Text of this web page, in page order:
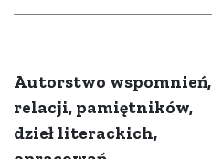
Autorstwo wspomnień,
relacji, pamiętników,
dzieł literackich,